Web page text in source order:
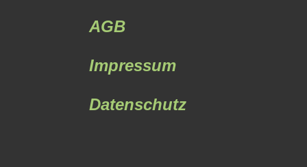
AGB
Impressum
Datenschutz